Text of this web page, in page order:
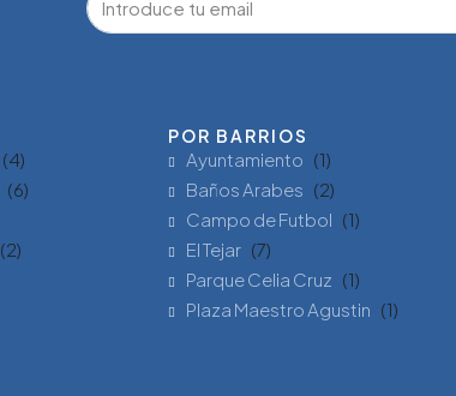
(4)
(6)
(2)
POR BARRIOS
Ayuntamiento (1)
Baños Arabes (2)
Campo de Futbol (1)
El Tejar (7)
Parque Celia Cruz (1)
Plaza Maestro Agustin (1)